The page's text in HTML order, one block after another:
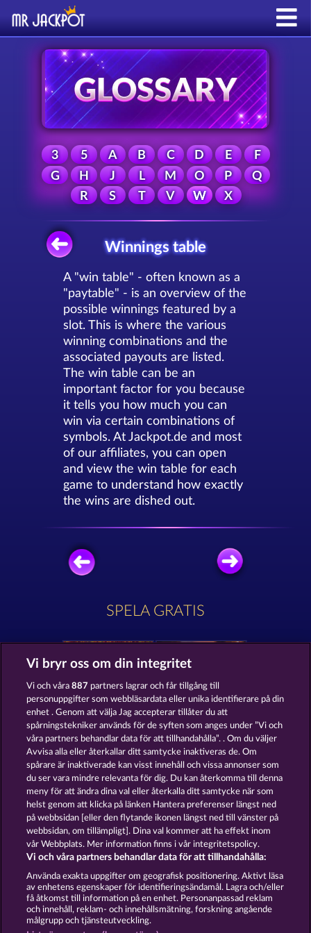
3 5 A B C D E
F
G
H J L M O P
Q
R
S T V W X
Winnings table
A "win table" - often known as a
"paytable" - is an overview of the
possible winnings featured by a
slot. This is where the various
winning combinations and the
associated payouts are listed.
The win table can be an
important factor for you because
it tells you how much you can
win via certain combinations of
symbols. At Jackpot.de and most
of our affiliates, you can open
and view the win table for each
game to understand how exactly
the wins are dished out.
SPELA GRATIS
Mighty Dragon Savanna Moon
Book of Romeo and Julia Old Fisherman
Användarvillkor
Sekretess- och cookiepolicy Avtryck
Om Företaget
Vi bryr oss om din integritet
Vi och våra887 partners lagrar och får tillgång till
personuppgifter som webbläsardata eller unika identifierare på din
enhet . Genom att välja Jag accepterar tillåter du att
spårningstekniker används för de syften som anges under ”Vi och
våra partners behandlar data för att tillhandahålla”. . Om du väljer
Avvisa alla eller återkallar ditt samtycke inaktiveras de. Om
spårare är inaktiverade kan visst innehåll och vissa annonser som
du ser vara mindre relevanta för dig. Du kan återkomma till denna
meny för att ändra dina val eller återkalla ditt samtycke när som
helst genom att klicka på länken Hantera preferenser längst ned
på webbsidan [eller den flytande ikonen längst ned till vänster på
webbsidan, om tillämpligt]. Dina val kommer att ha effekt inom
vår Webbplats. Mer information finns i vår integritetspolicy.
Vi och våra partners behandlar data för att tillhandahålla:
Använda exakta uppgifter om geografisk positionering. Aktivt läsa
av enhetens egenskaper för identifieringsändamål. Lagra och/eller
få åtkomst till information på en enhet. Personanpassad reklam
och innehåll, reklam- och innehållsmätning, forskning angående
målgrupp och tjänsteutveckling.